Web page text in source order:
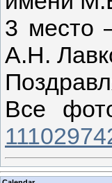
3 место
А.Н.
Все